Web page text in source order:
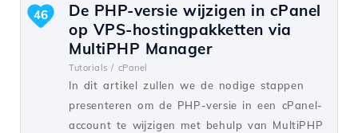
De PHP-versie wijzigen in cPanel
op VPS-hostingpakketten via
MultiPHP Manager
Tutorials / cPanel
In dit artikel zullen we de nodige stappen
presenteren om de PHP-versie in een cPanel-
account te wijzigen met behulp van MultiPHP
46